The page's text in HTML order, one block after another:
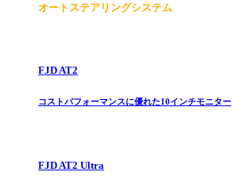
オートステアリングシステム
FJD AT2
コストパフォーマンスに優れた10インチモニター
FJD AT2 Ultra